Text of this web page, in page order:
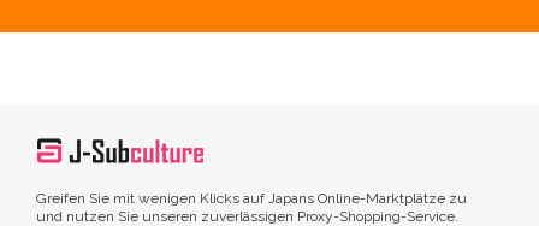
Greifen Sie mit wenigen Klicks auf Japans Online-Marktplätze zu
und nutzen Sie unseren zuverlässigen Proxy-Shopping-Service.